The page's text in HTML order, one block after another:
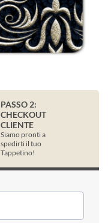
PASSO 2:
CHECKOUT
CLIENTE
Siamo pronti a
spedirti il tuo
Tappetino!